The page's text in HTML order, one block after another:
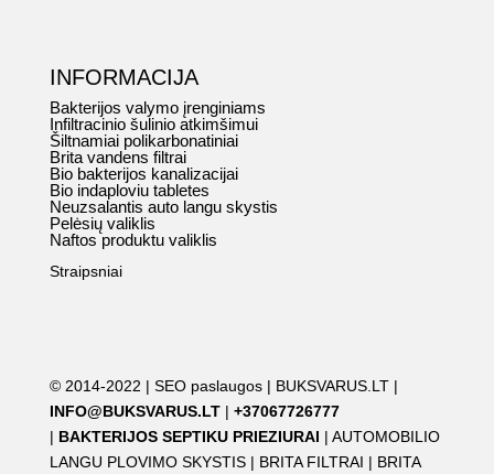
INFORMACIJA
Bakterijos valymo įrenginiams
Infiltracinio šulinio atkimšimui
Šiltnamiai polikarbonatiniai
Brita vandens filtrai
Bio bakterijos kanalizacijai
Bio indaploviu tabletes
Neuzsalantis auto langu skystis
Pelėsių valiklis
Naftos produktu valiklis
Straipsniai
© 2014-2022 | SEO paslaugos| BUKSVARUS.LT|
INFO@BUKSVARUS.LT| +37067726777
| BAKTERIJOS SEPTIKU PRIEZIURAI | AUTOMOBILIO
LANGU PLOVIMO SKYSTIS| BRITA FILTRAI | BRITA